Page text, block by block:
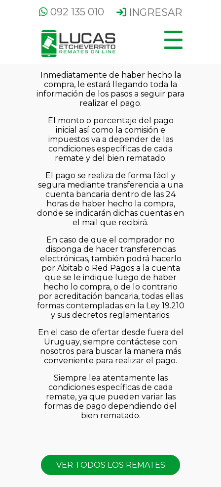
092 135 010 INGRESAR
☰
Formas de Pago
Inmediatamente de haber hecho la
compra, le estará llegando toda la
información de los pasos a seguir para
realizar el pago.
El monto o porcentaje del pago
inicial así como la comisión e
impuestos va a depender de las
condiciones específicas de cada
remate y del bien rematado.
El pago se realiza de forma fácil y
segura mediante transferencia a una
cuenta bancaria dentro de las 24
horas de haber hecho la compra,
donde se indicarán dichas cuentas en
el mail que recibirá.
En caso de que el comprador no
disponga de hacer transferencias
electrónicas, también podrá hacerlo
por Abitab o Red Pagos a la cuenta
que se le indique luego de haber
hecho lo compra, o de lo contrario
por acreditación bancaria, todas ellas
formas contempladas en la Ley 19.210
y sus decretos reglamentarios.
En el caso de ofertar desde fuera del
Uruguay, siempre contáctese con
nosotros para buscar la manera más
conveniente para realizar el pago.
Siempre lea atentamente las
condiciones específicas de cada
remate, ya que pueden variar las
formas de pago dependiendo del
bien rematado.
VER TODOS LOS REMATES